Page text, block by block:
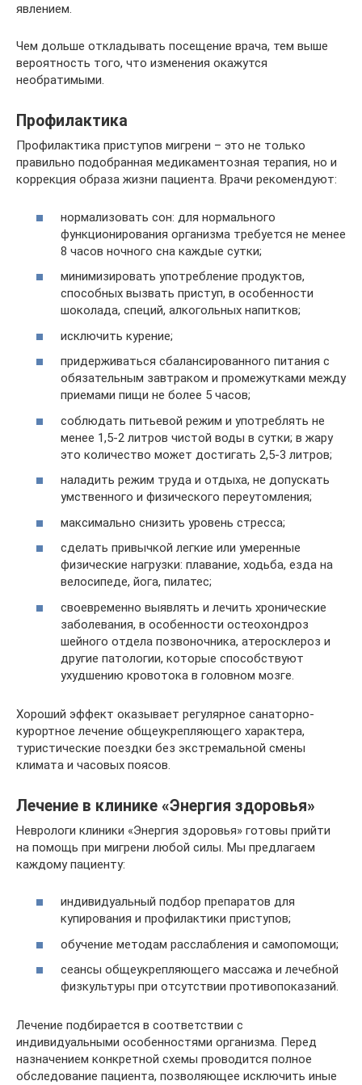
явлением.
Чем дольше откладывать посещение врача, тем выше
вероятность того, что изменения окажутся
необратимыми.
Профилактика
Профилактика приступов мигрени – это не только
правильно подобранная медикаментозная терапия, но и
коррекция образа жизни пациента. Врачи рекомендуют:
нормализовать сон: для нормального
функционирования организма требуется не менее
8 часов ночного сна каждые сутки;
минимизировать употребление продуктов,
способных вызвать приступ, в особенности
шоколада, специй, алкогольных напитков;
исключить курение;
придерживаться сбалансированного питания с
обязательным завтраком и промежутками между
приемами пищи не более 5 часов;
соблюдать питьевой режим и употреблять не
менее 1,5-2 литров чистой воды в сутки; в жару
это количество может достигать 2,5-3 литров;
наладить режим труда и отдыха, не допускать
умственного и физического переутомления;
максимально снизить уровень стресса;
сделать привычкой легкие или умеренные
физические нагрузки: плавание, ходьба, езда на
велосипеде, йога, пилатес;
своевременно выявлять и лечить хронические
заболевания, в особенности остеохондроз
шейного отдела позвоночника, атеросклероз и
другие патологии, которые способствуют
ухудшению кровотока в головном мозге.
Хороший эффект оказывает регулярное санаторно-
курортное лечение общеукрепляющего характера,
туристические поездки без экстремальной смены
климата и часовых поясов.
Лечение в клинике «Энергия здоровья»
Неврологи клиники «Энергия здоровья» готовы прийти
на помощь при мигрени любой силы. Мы предлагаем
каждому пациенту:
индивидуальный подбор препаратов для
купирования и профилактики приступов;
обучение методам расслабления и самопомощи;
сеансы общеукрепляющего массажа и лечебной
физкультуры при отсутствии противопоказаний.
Лечение подбирается в соответствии с
индивидуальными особенностями организма. Перед
назначением конкретной схемы проводится полное
обследование пациента, позволяющее исключить иные